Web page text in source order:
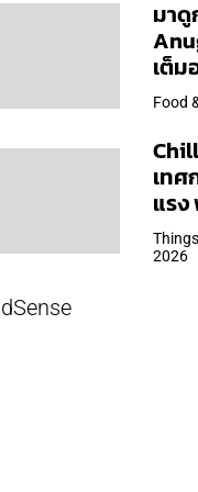
มาดู
เต็ม
ใหญ่
Food
เท
แร
พริก
แร
2026